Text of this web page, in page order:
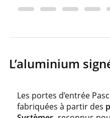
L’aluminium
Les portes d’entrée
fabriquées à partir des